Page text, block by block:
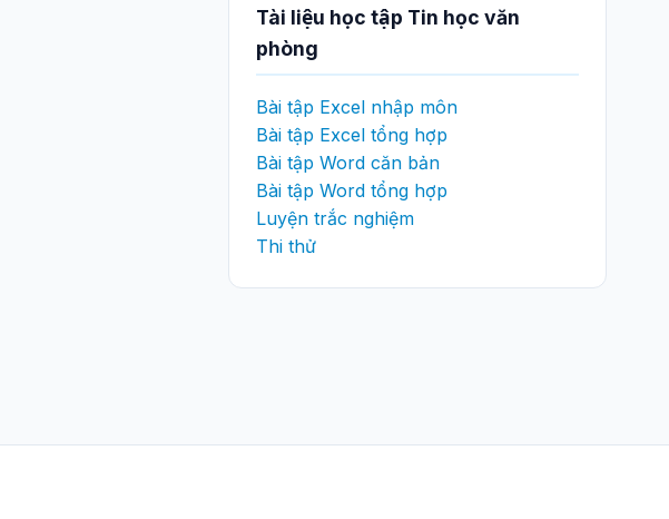
Tài liệu học tập Tin học văn
phòng
Bài tập Excel nhập môn
Bài tập Excel tổng hợp
Bài tập Word căn bản
Bài tập Word tổng hợp
Luyện trắc nghiệm
Thi thử